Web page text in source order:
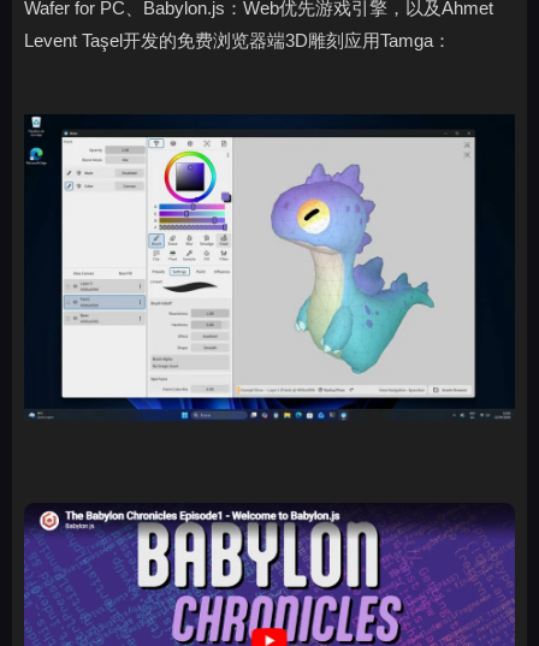
Wafer for PC、Babylon.js：Web优先游戏引擎，以及Ahmet
Levent Taşel开发的免费浏览器端3D雕刻应用Tamga：